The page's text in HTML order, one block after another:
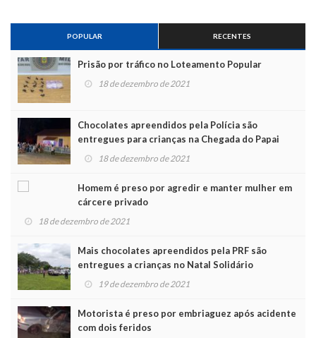
POPULAR RECENTES
Prisão por tráfico no Loteamento Popular
18 de dezembro de 2021
Chocolates apreendidos pela Polícia são
entregues para crianças na Chegada do Papai
Noel 18 de dezembro de 2021
Homem é preso por agredir e manter mulher em
cárcere privado
18 de dezembro de 2021
Mais chocolates apreendidos pela PRF são
entregues a crianças no Natal Solidário
19 de dezembro de 2021
Motorista é preso por embriaguez após acidente
com dois feridos